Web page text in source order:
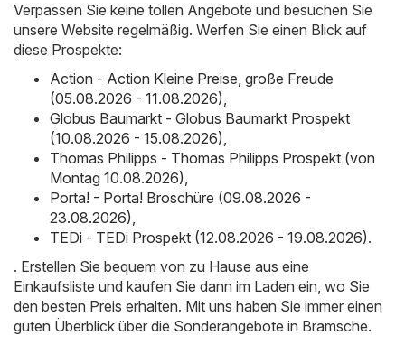
Verpassen Sie keine tollen Angebote und besuchen Sie
unsere Website regelmäßig. Werfen Sie einen Blick auf
diese Prospekte:
Action - Action Kleine Preise, große Freude
(05.08.2026 - 11.08.2026),
Globus Baumarkt - Globus Baumarkt Prospekt
(10.08.2026 - 15.08.2026),
Thomas Philipps - Thomas Philipps Prospekt (von
Montag 10.08.2026),
Porta! - Porta! Broschüre (09.08.2026 -
23.08.2026),
TEDi - TEDi Prospekt (12.08.2026 - 19.08.2026).
. Erstellen Sie bequem von zu Hause aus eine
Einkaufsliste und kaufen Sie dann im Laden ein, wo Sie
den besten Preis erhalten. Mit uns haben Sie immer einen
guten Überblick über die Sonderangebote in Bramsche.